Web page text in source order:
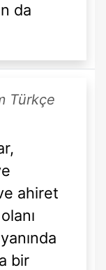
da
Türkçe
ahiret
bir